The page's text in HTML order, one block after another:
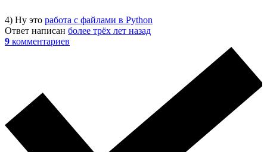
4) Ну это работа с файлами в Python
Ответ написан более трёх лет назад
9 комментариев